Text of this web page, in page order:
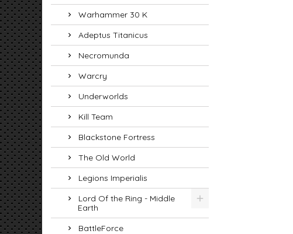
Warhammer 30 K
Adeptus Titanicus
Necromunda
Warcry
Underworlds
Kill Team
Blackstone Fortress
The Old World
Legions Imperialis
Lord Of the Ring - Middle
Earth
BattleForce